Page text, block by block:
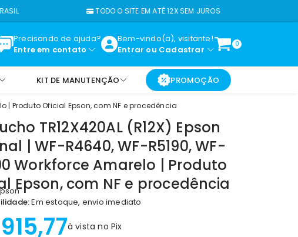
TODO O SITE EM ATÉ 12X SEM JUROS
Precisando de ajuda?
Entre em contato
Bem-vindo(a), visitante!
Entrar ou Cadastrar
0
KIT DE MANUTENÇÃO PROMOÇÃO
| Produto Oficial Epson, com NF e procedência
TR12X420AL (R12X) Epson
| WF-R4640, WF-R5190, WF-
Workforce Amarelo | Produto
Epson, com NF e procedência
Em estoque, envio imediato
à vista no Pix